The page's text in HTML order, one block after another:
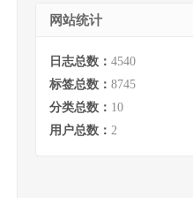
网站统计
日志总数： 4540
标签总数： 8745
分类总数： 10
用户总数： 2